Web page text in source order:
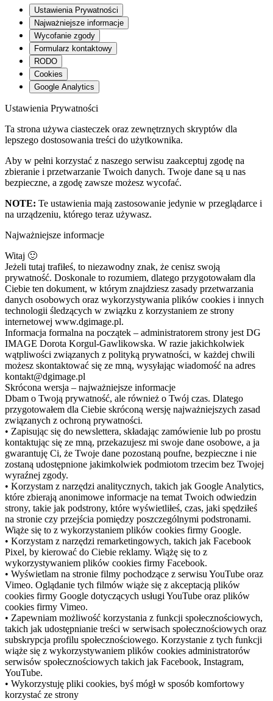
Ustawienia Prywatności
Najważniejsze informacje
Wycofanie zgody
Formularz kontaktowy
RODO
Cookies
Google Analytics
Ustawienia Prywatności
Ta strona używa ciasteczek oraz zewnętrznych skryptów dla
lepszego dostosowania treści do użytkownika.
Aby w pełni korzystać z naszego serwisu zaakceptuj zgodę na
zbieranie i przetwarzanie Twoich danych. Twoje dane są u nas
bezpieczne, a zgodę zawsze możesz wycofać.
NOTE: Te ustawienia mają zastosowanie jedynie w przeglądarce i
na urządzeniu, którego teraz używasz.
Najważniejsze informacje
Witaj 🙂
Jeżeli tutaj trafiłeś, to niezawodny znak, że cenisz swoją
prywatność. Doskonale to rozumiem, dlatego przygotowałam dla
Ciebie ten dokument, w którym znajdziesz zasady przetwarzania
danych osobowych oraz wykorzystywania plików cookies i innych
technologii śledzących w związku z korzystaniem ze strony
internetowej www.dgimage.pl.
Informacja formalna na początek – administratorem strony jest DG
IMAGE Dorota Korgul-Gawlikowska. W razie jakichkolwiek
wątpliwości związanych z polityką prywatności, w każdej chwili
możesz skontaktować się ze mną, wysyłając wiadomość na adres
kontakt@dgimage.pl
Skrócona wersja – najważniejsze informacje
Dbam o Twoją prywatność, ale również o Twój czas. Dlatego
przygotowałem dla Ciebie skróconą wersję najważniejszych zasad
związanych z ochroną prywatności.
• Zapisując się do newslettera, składając zamówienie lub po prostu
kontaktując się ze mną, przekazujesz mi swoje dane osobowe, a ja
gwarantuję Ci, że Twoje dane pozostaną poufne, bezpieczne i nie
zostaną udostępnione jakimkolwiek podmiotom trzecim bez Twojej
wyraźnej zgody.
• Korzystam z narzędzi analitycznych, takich jak Google Analytics,
które zbierają anonimowe informacje na temat Twoich odwiedzin
strony, takie jak podstrony, które wyświetliłeś, czas, jaki spędziłeś
na stronie czy przejścia pomiędzy poszczególnymi podstronami.
Wiąże się to z wykorzystaniem plików cookies firmy Google.
• Korzystam z narzędzi remarketingowych, takich jak Facebook
Pixel, by kierować do Ciebie reklamy. Wiążę się to z
wykorzystywaniem plików cookies firmy Facebook.
• Wyświetlam na stronie filmy pochodzące z serwisu YouTube oraz
Vimeo. Oglądanie tych filmów wiąże się z akceptacją plików
cookies firmy Google dotyczących usługi YouTube oraz plików
cookies firmy Vimeo.
• Zapewniam możliwość korzystania z funkcji społecznościowych,
takich jak udostępnianie treści w serwisach społecznościowych oraz
subskrypcja profilu społecznościowego. Korzystanie z tych funkcji
wiąże się z wykorzystywaniem plików cookies administratorów
serwisów społecznościowych takich jak Facebook, Instagram,
YouTube.
• Wykorzystuję pliki cookies, byś mógł w sposób komfortowy
korzystać ze strony